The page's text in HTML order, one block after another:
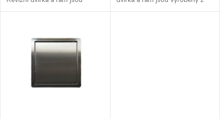
u
vyrobeny z nerezového plechu.
nerezového plechu. Rám z